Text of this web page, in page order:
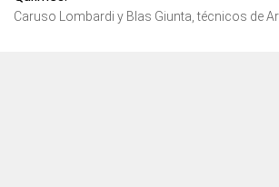
Caruso Lombardi y Blas Giunta, técnicos de